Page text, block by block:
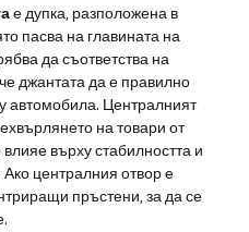
е дупка, разположена в
пасва на главината на
да съответства на
джантата да е правилно
автомобила. Централният
на товари от
върху стабилността и
централния отвор е
пръстени, за да се